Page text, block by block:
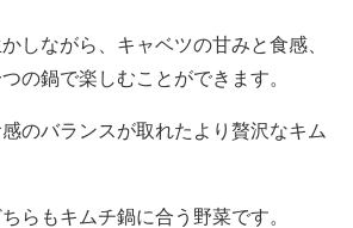
しながら、キャベツの甘みと食感、
の鍋で楽しむことができます。
のバランスが取れたより贅沢なキム
らもキムチ鍋に合う野菜です。